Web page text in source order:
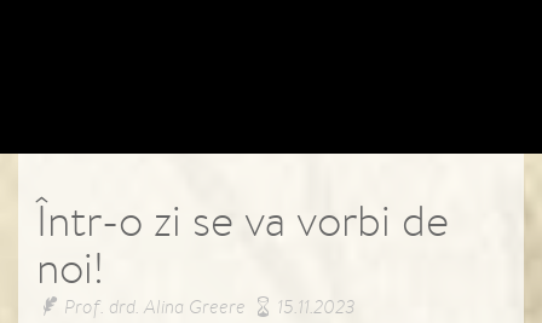
Într-o zi se va vorbi de
noi!
Prof. drd. Alina Greere 15.11.2023